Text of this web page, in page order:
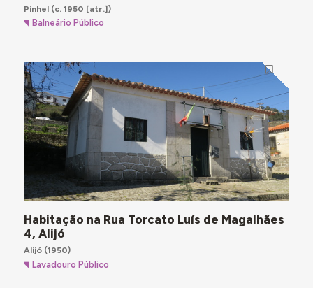
Pinhel(c. 1950 [atr.])
Balneário Público
Habitação na Rua Torcato Luís de Magalhães
4, Alijó
Alijó(1950)
Lavadouro Público